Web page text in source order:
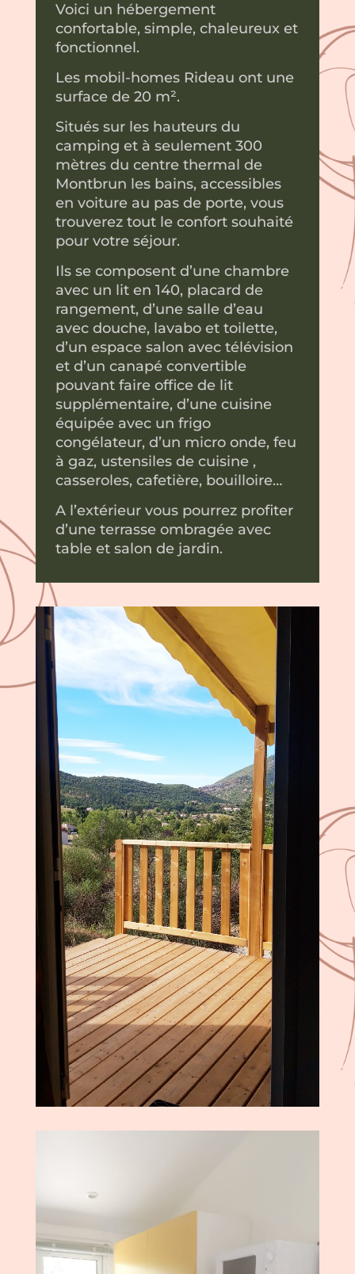
Voici un hébergement
confortable, simple, chaleureux et
fonctionnel.
Les mobil-homes Rideau ont une
surface de 20 m².
Situés sur les hauteurs du
camping et à seulement 300
mètres du centre thermal de
Montbrun les bains, accessibles
en voiture au pas de porte, vous
trouverez tout le confort souhaité
pour votre séjour.
Ils se composent d’une chambre
avec un lit en 140, placard de
rangement, d’une salle d’eau
avec douche, lavabo et toilette,
d’un espace salon avec télévision
et d’un canapé convertible
pouvant faire office de lit
supplémentaire, d’une cuisine
équipée avec un frigo
congélateur, d’un micro onde, feu
à gaz, ustensiles de cuisine ,
casseroles, cafetière, bouilloire…
A l’extérieur vous pourrez profiter
d’une terrasse ombragée avec
table et salon de jardin.